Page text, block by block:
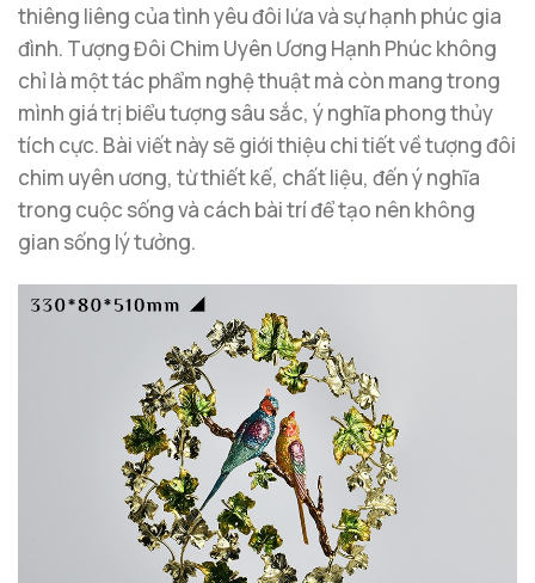
thiêng liêng của tình yêu đôi lứa và sự hạnh phúc gia
đình. Tượng Đôi Chim Uyên Ương Hạnh Phúc không
chỉ là một tác phẩm nghệ thuật mà còn mang trong
mình giá trị biểu tượng sâu sắc, ý nghĩa phong thủy
tích cực. Bài viết này sẽ giới thiệu chi tiết về tượng đôi
chim uyên ương, từ thiết kế, chất liệu, đến ý nghĩa
trong cuộc sống và cách bài trí để tạo nên không
gian sống lý tưởng.